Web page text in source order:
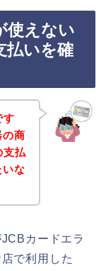
使えない
払いを確
す
商
支払
いな
カードエラ
で利用した